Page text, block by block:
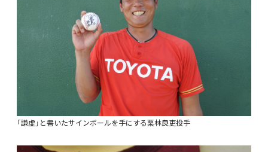
「謙虚」と書いたサインボールを手にする栗林良吏投手